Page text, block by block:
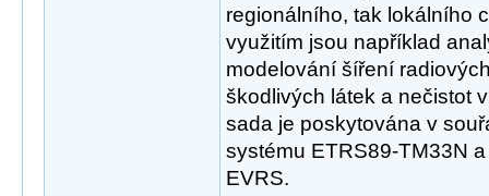
regionálního, tak lokálního
využitím jsou například
modelování šíření
škodlivých látek a nečistot
sada je poskytována v
systému ETRS89-TM33N
EVRS.